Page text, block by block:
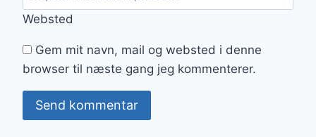
Websted
Gem mit navn, mail og websted i denne
browser til næste gang jeg kommenterer.